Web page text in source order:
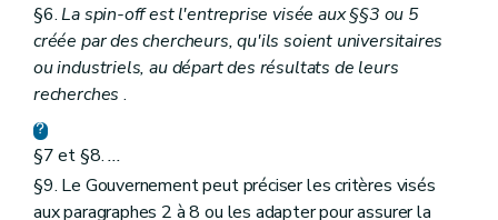
§6.La spin-off est l'entreprise visée aux §§3 ou 5
créée par des chercheurs, qu'ils soient universitaires
ou industriels, au départ des résultats de leurs
recherches .
§7 et §8....
§9. Le Gouvernement peut préciser les critères visés
aux paragraphes 2 à 8 ou les adapter pour assurer la